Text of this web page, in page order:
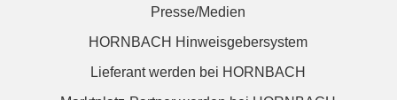
Presse/Medien
HORNBACH Hinweisgebersystem
Lieferant werden bei HORNBACH